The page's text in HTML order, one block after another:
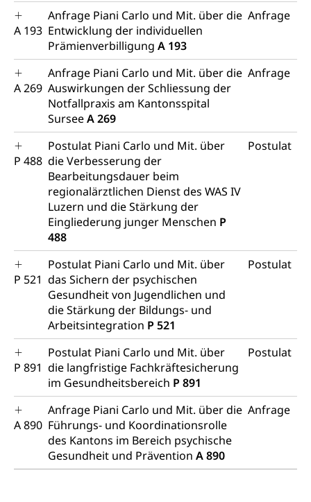
A 193
Anfrage Piani Carlo und Mit. über die
Entwicklung der individuellen
Prämienverbilligung A 193
Anfrage
A 269
Anfrage Piani Carlo und Mit. über die
Auswirkungen der Schliessung der
Notfallpraxis am Kantonsspital
SurseeA 269
Anfrage
P 488
Postulat Piani Carlo und Mit. über
die Verbesserung der
Bearbeitungsdauer beim
regionalärztlichen Dienst des WAS IV
Luzern und die Stärkung der
Eingliederung junger Menschen P
488
Postulat
P 521
Postulat Piani Carlo und Mit. über
das Sichern der psychischen
Gesundheit von Jugendlichen und
die Stärkung der Bildungs- und
Arbeitsintegration P 521
Postulat
P 891
Postulat Piani Carlo und Mit. über
die langfristige Fachkräftesicherung
im Gesundheitsbereich P 891
Postulat
A 890
Anfrage Piani Carlo und Mit. über die
Führungs- und Koordinationsrolle
des Kantons im Bereich psychische
Gesundheit und Prävention A 890
Anfrage
Beschwerde Strassenverkehrsamt
Beschwerdestelle Spitäler
Schlichtungsstelle SEG
Diskriminierung, Fremdenfeindlichkeit,
Gleichberechtigung
Anlaufstelle Schutz vor Diskriminierung
(fabia)
Schutz vor Diskriminierung
Strafregister und Strafverfahren
Strafrecht, Strafrechtspflege, Gerichtsverfahren,
Strafregistereintrag, Strafregisterauszug,
Kriminalität
Strafverfahren Staatsanwaltschaft
Strafregisterauszug bestellen (EJPD)
Vormundschaft
Vormund, Amtsvormund, Mündel,
Vormundschaftsbehörde, Kindesschutz,
Jugendschutz
Kindes- und Erwachsenenschutz KESB
Kindes- und Erwachsenenschutzbehörden im
Kanton Luzern
Umwelt und Bauen
Abfall
Abfallentsorgung, Kehrichtabfuhr, Müllabfuhr
Abfall und Entsorgung
Gemeindeverbände für Abfallentsorgung
Boden, Natur und Landschaft
Bodenschutz, Landschaftsschutz, Gewässerschutz,
Naturschutz, Umweltschutz
Natur (Dienststelle Landwirtschaft und
Wald)
Natur- und Lanschaftsschutz (GEO-Portal
rawi)
Chemie und Gifte
Giftabfälle, Giftmüll, Schadstoffe, Giftstoffe, Störfall
Sonderabfälle und Gifte (Umweltberatung
Luzern)
Eigentum